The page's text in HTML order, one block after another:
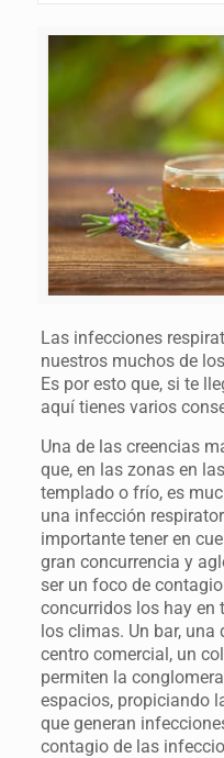
Las infecciones
nuestros muchos de
Es por esto que, si te
aquí tienes varios
Una de las creencias
que, en las zonas en
templado o frío, es
una infección
importante tener en
gran concurrencia y
ser un foco de
concurridos los hay en
los climas. Un bar, una
centro comercial, un
permiten la
espacios, propiciando
que generan
contagio de las